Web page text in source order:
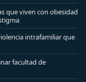
que viven con obesidad
intrafamiliar que
facultad de